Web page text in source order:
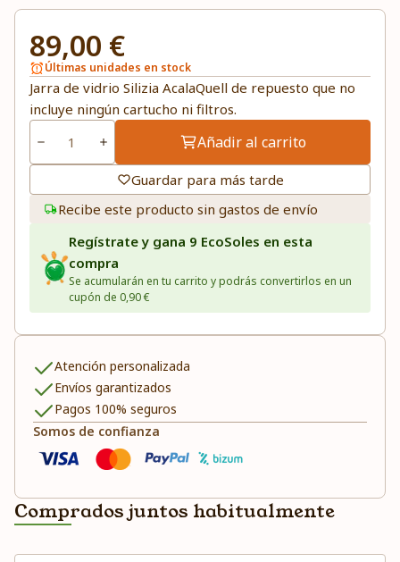
89,00 €
Últimas unidades en stock
Jarra de vidrio Silizia AcalaQuell de repuesto que no
incluye ningún cartucho ni filtros.
Añadir al carrito
Guardar para más tarde
Recibe este producto sin gastos de envío
Regístrate y gana 9 EcoSoles en esta
compra
Se acumularán en tu carrito y podrás convertirlos en un
cupón de 0,90 €
Atención personalizada
Envíos garantizados
Pagos 100% seguros
Somos de confianza
Comprados juntos habitualmente